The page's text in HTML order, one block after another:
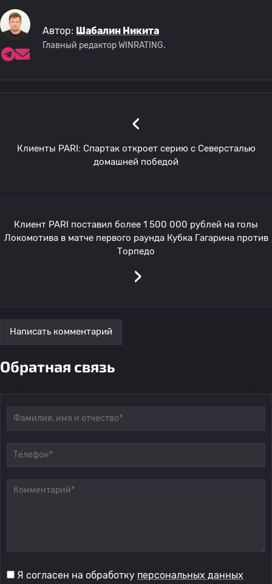
Автор: Шабалин Никита
Главный редактор WINRATING.
‹
Клиенты PARI: Спартак откроет серию с Северсталью
домашней победой
Клиент PARI поставил более 1 500 000 рублей на голы
Локомотива в матче первого раунда Кубка Гагарина против
Торпедо
›
Написать комментарий
Обратная связь
Я согласен на обработку персональных данных